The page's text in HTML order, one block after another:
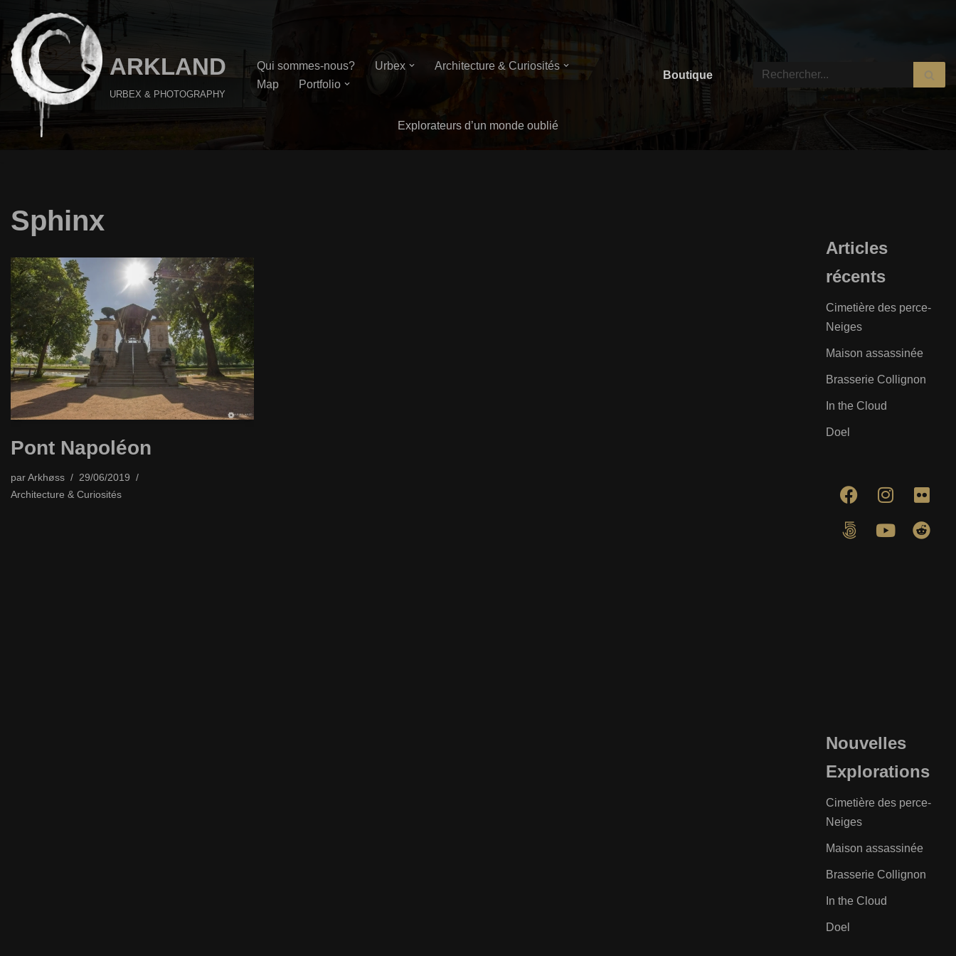
Aller
au
contenu
ARKLAND
URBEX & PHOTOGRAPHY
Qui sommes-nous? Urbex
Architecture & Curiosités
Map
Portfolio
Boutique
Explorateurs d’un monde oublié
Sphinx
Pont Napoléon
parArkhøss
29/06/2019
Architecture & Curiosités
Articles
récents
Cimetière des perce-
Neiges
Maison assassinée
Brasserie Collignon
In the Cloud
Doel
Nouvelles
Explorations
Cimetière des perce-
Neiges
Maison assassinée
Brasserie Collignon
In the Cloud
Doel